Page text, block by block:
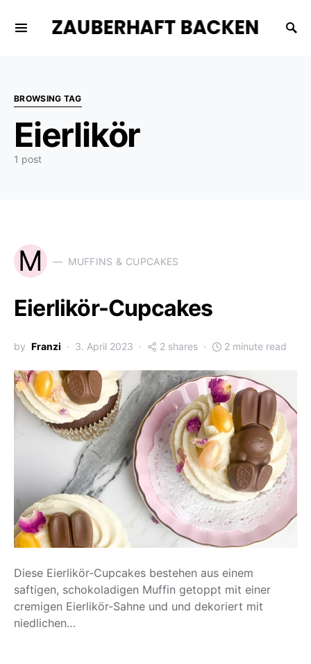
ZAUBERHAFT BACKEN
BROWSING TAG
Eierlikör
1 post
M MUFFINS & CUPCAKES
Eierlikör-Cupcakes
by Franzi 3. April 2023 2 shares 2 minute read
Diese Eierlikör-Cupcakes bestehen aus einem
saftigen, schokoladigen Muffin getoppt mit einer
cremigen Eierlikör-Sahne und und dekoriert mit
niedlichen…